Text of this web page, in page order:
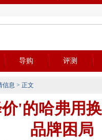
导购 评测
信息 > 正文
'的哈弗用
品牌困局